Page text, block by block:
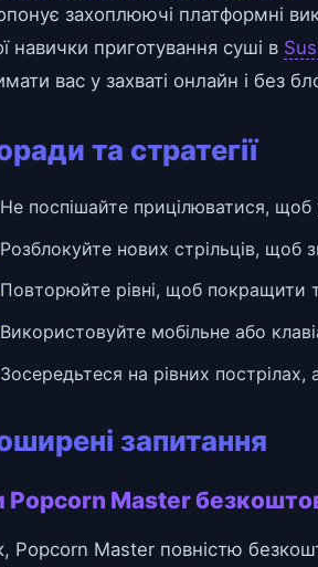
захоплюючі платформні
навички приготування суші в
вас у захваті онлайн і без
та стратегії
Не поспішайте прицілюватися, щоб
Розблокуйте нових стрільців,
Повторюйте рівні, щоб покращити
Використовуйте мобільне або
Зосередьтеся на рівних
запитання
Popcorn Master
Popcorn Master повністю